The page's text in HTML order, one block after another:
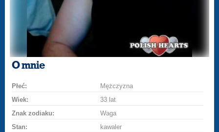
O mnie
Płeć:
Mężczyzna
Wiek:
33 lat
Znak zodiaku:
Waga
Stan:
kawaler